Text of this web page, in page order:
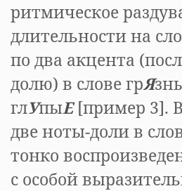
ритмическое
длительности на
по два акцента
долю) в слове грЯ
глУпыЕ[пример 3].
две ноты-доли в
тонко
с особой